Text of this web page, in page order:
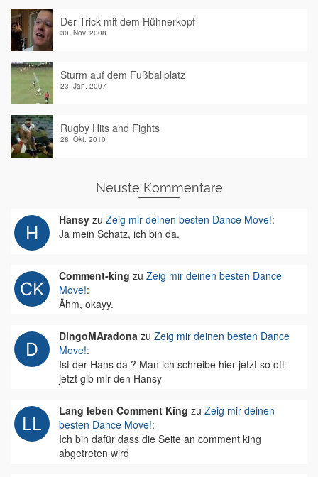
Der Trick mit dem Hühnerkopf
30. Nov. 2008
Sturm auf dem Fußballplatz
23. Jan. 2007
Rugby Hits and Fights
28. Okt. 2010
Neuste Kommentare
Hansy zu Zeig mir deinen besten Dance Move!:
Ja mein Schatz, ich bin da.
Comment-king zu Zeig mir deinen besten Dance
Move!:
Ähm, okayy.
DingoMAradona zu Zeig mir deinen besten Dance
Move!:
Ist der Hans da ? Man ich schreibe hier jetzt so oft
jetzt gib mir den Hansy
Lang leben Comment King zu Zeig mir deinen
besten Dance Move!:
Ich bin dafür dass die Seite an comment king
abgetreten wird